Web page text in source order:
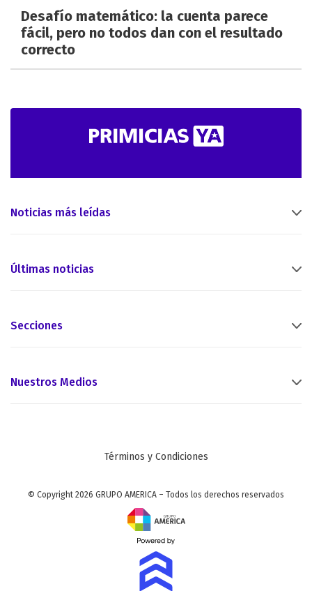
Desafío matemático: la cuenta parece
fácil, pero no todos dan con el resultado
correcto
Noticias más leídas
Últimas noticias
Secciones
Nuestros Medios
Términos y Condiciones
© Copyright 2026 GRUPO AMERICA – Todos los derechos reservados